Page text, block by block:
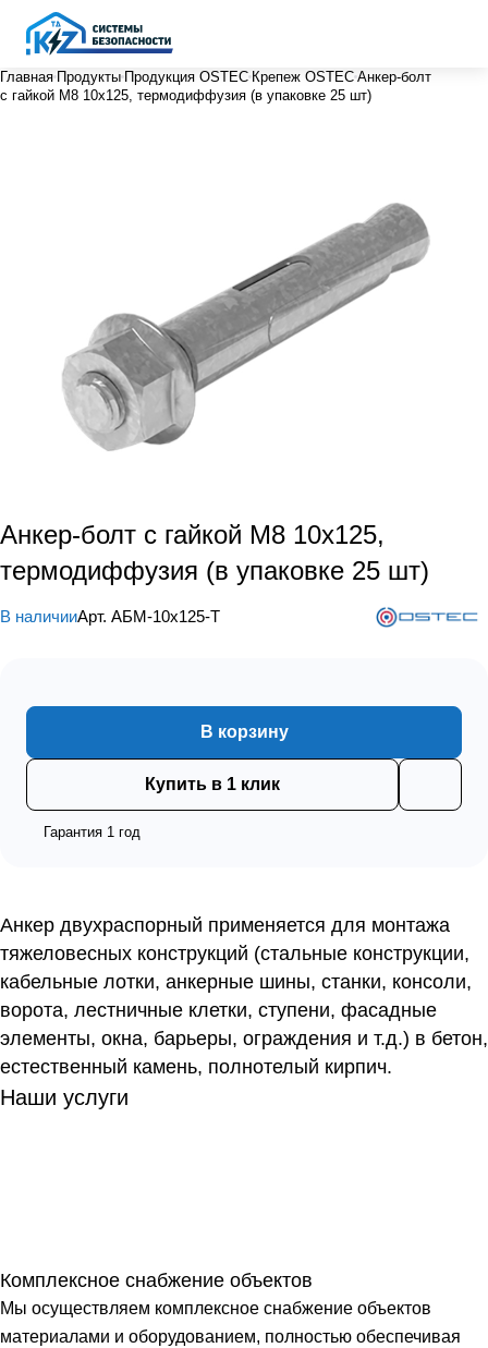
Главная Продукты Продукция OSTEC Крепеж OSTEC Анкер-болт
с гайкой М8 10х125, термодиффузия (в упаковке 25 шт)
Анкер-болт с гайкой М8 10х125,
термодиффузия (в упаковке 25 шт)
В наличииАрт. АБМ-10х125-Т
В корзину
Купить в 1 клик
Гарантия 1 год
Анкер двухраспорный применяется для монтажа
тяжеловесных конструкций (стальные конструкции,
кабельные лотки, анкерные шины, станки, консоли,
ворота, лестничные клетки, ступени, фасадные
элементы, окна, барьеры, ограждения и т.д.) в бетон,
естественный камень, полнотелый кирпич.
Наши услуги
Комплексное снабжение объектов
Мы осуществляем комплексное снабжение объектов
материалами и оборудованием, полностью обеспечивая